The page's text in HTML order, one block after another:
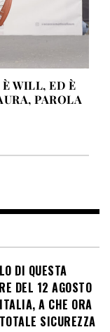
WILL, ED È
PAROLA
DI QUESTA
DEL 12 AGOSTO
A CHE ORA
SICUREZZA